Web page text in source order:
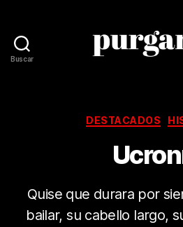
Buscar
DESTACADOS
Quise que durara por
bailar, su cabello largo,